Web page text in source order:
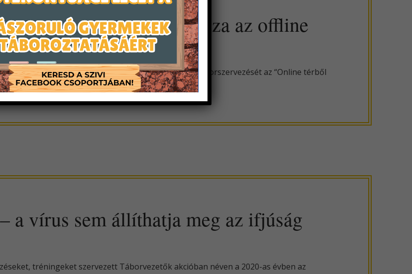
– Online térből vissza az offline
rendezett a KÖSZI Egyesületnek, mely táborszervezését az “Online térből
a vírus sem állíthatja meg az ifjúság
tréningeket szervezett Táborvezetők akcióban néven a 2020-as évben az